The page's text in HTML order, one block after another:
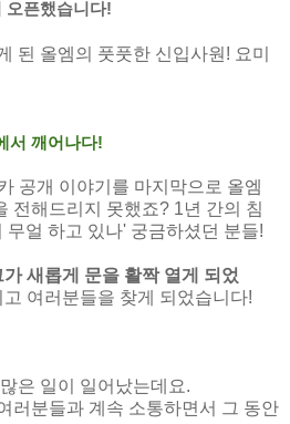
오픈했습니다!
된 올엠의 풋풋한 신입사원 ! 요미
서 깨어나다!
공개 이야기를 마지막으로 올엠
전해드리지 못했죠? 1년 간의 침
무얼 하고 있나' 궁금하셨던 분들!
새롭게 문을 활짝 열게 되었
여러분들을 찾게 되었습니다!
은 일이 일어났는데요.
러분들과 계속 소통하면서 그 동안